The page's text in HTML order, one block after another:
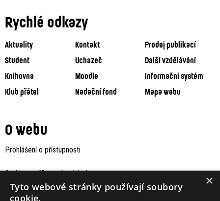
Rychlé odkazy
Aktuality Kontakt
Prodej publikací
Student
Uchazeč
Další vzdělávání
Knihovna
Moodle
Informační systém
Klub přátel
Nadační fond Mapa webu
O webu
Prohlášení o přístupnosti
Archiv staršího webu Jaboku ×
Tyto webové stránky používají soubory
cookie.